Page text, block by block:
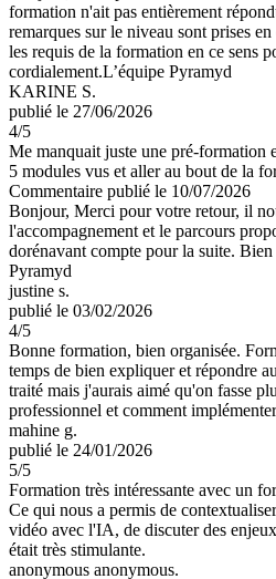
formation n'ait pas entièrement
remarques sur le niveau sont prises
les requis de la formation en ce sens
cordialement.L’équipe Pyramyd
KARINE S.
publié le 27/06/2026
4/5
Me manquait juste une pré-formation
5 modules vus et aller au bout de la
Commentaire publié le 10/07/2026
Bonjour, Merci pour votre retour, il
l'accompagnement et le parcours
dorénavant compte pour la suite.
Pyramyd
justine s.
publié le 03/02/2026
4/5
Bonne formation, bien organisée.
temps de bien expliquer et répondre
traité mais j'aurais aimé qu'on fasse
professionnel et comment
mahine g.
publié le 24/01/2026
5/5
Formation très intéressante avec un
Ce qui nous a permis de
vidéo avec l'IA, de discuter des
était très stimulante.
anonymous anonymous.